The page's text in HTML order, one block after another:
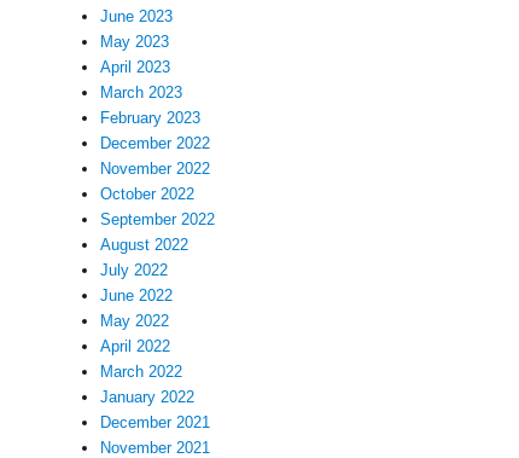
June 2023
May 2023
April 2023
March 2023
February 2023
December 2022
November 2022
October 2022
September 2022
August 2022
July 2022
June 2022
May 2022
April 2022
March 2022
January 2022
December 2021
November 2021